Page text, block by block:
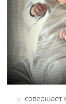
совершает